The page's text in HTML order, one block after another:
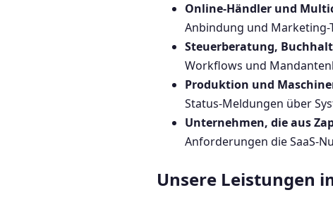
Online-Händler und
Anbindung und Marketing-
Steuerberatung,
Workflows und
Produktion und
Status-Meldungen über
Unternehmen, die aus
Anforderungen die SaaS-
Unsere Leistungen